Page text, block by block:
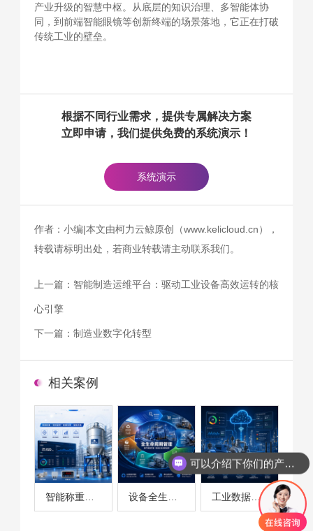
产业升级的智慧中枢。从底层的知识治理、多智能体协
同，到前端智能眼镜等创新终端的场景落地，它正在打破
传统工业的壁垒。
根据不同行业需求，提供专属解决方案
立即申请，我们提供免费的系统演示！
系统演示
作者：小编|本文由柯力云鲸原创（www.kelicloud.cn），
转载请标明出处，若商业转载请主动联系我们。
上一篇： 智能制造运维平台：驱动工业设备高效运转的核
心引擎
下一篇： 制造业数字化转型
相关案例
智能称重系统案例 工业数据采集与设备监控案例
可以介绍下你们的产品么